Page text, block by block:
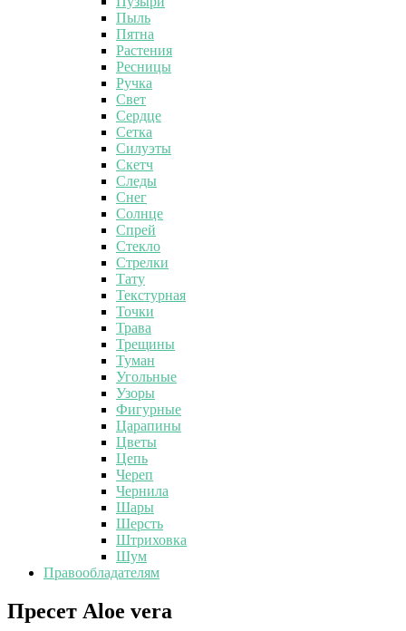
Пыль
Пятна
Растения
Ресницы
Ручка
Свет
Сердце
Сетка
Силуэты
Скетч
Следы
Снег
Солнце
Спрей
Стекло
Стрелки
Тату
Текстурная
Точки
Трава
Трещины
Туман
Угольные
Узоры
Фигурные
Царапины
Цветы
Цепь
Череп
Чернила
Шары
Шерсть
Штриховка
Шум
Правообладателям
Пресет
Aloe
Пресет Aloe vera